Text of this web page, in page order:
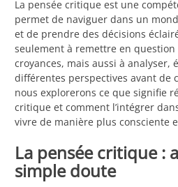
La pensée critique est une
permet de naviguer dans un
et de prendre des décisions
seulement à remettre en question
croyances, mais aussi à analyser,
différentes perspectives avant de
nous explorerons ce que signifie
critique et comment l’intégrer
vivre de manière plus consciente
La pensée critique :
simple doute